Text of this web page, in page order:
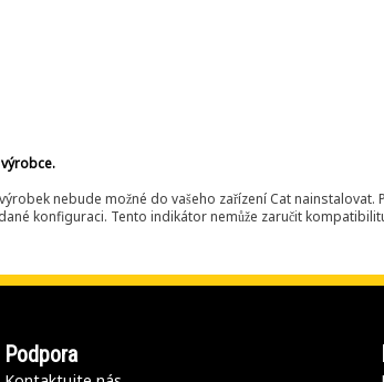
nebude možné do vašeho zařízení Cat
konfiguraci. Tento indikátor nemůže zaručit
Podpora